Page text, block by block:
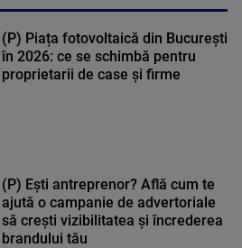
(P) Piața fotovoltaică din București
în 2026: ce se schimbă pentru
proprietarii de case și firme
(P) Ești antreprenor? Află cum te
ajută o campanie de advertoriale
să crești vizibilitatea și încrederea
brandului tău